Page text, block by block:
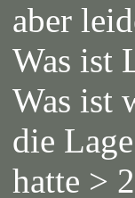
aber
Was ist
Was ist
die
hatte >